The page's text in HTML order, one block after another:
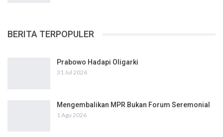
BERITA TERPOPULER
Prabowo Hadapi Oligarki
31 Jul 2026
Mengembalikan MPR Bukan Forum Seremonial
1 Agu 2026